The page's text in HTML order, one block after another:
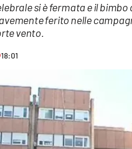
si è fermata e il
ferito nelle
vento.
18:01